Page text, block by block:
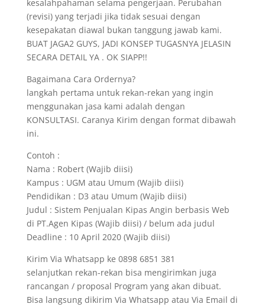
kesalahpahaman selama pengerjaan. Perubahan
(revisi) yang terjadi jika tidak sesuai dengan
kesepakatan diawal bukan tanggung jawab kami.
BUAT JAGA2 GUYS, JADI KONSEP TUGASNYA JELASIN
SECARA DETAIL YA . OK SIAPP!!
Bagaimana Cara Ordernya?
langkah pertama untuk rekan-rekan yang ingin
menggunakan jasa kami adalah dengan
KONSULTASI. Caranya Kirim dengan format dibawah
ini.
Contoh :
Nama : Robert (Wajib diisi)
Kampus : UGM atau Umum (Wajib diisi)
Pendidikan : D3 atau Umum (Wajib diisi)
Judul : Sistem Penjualan Kipas Angin berbasis Web
di PT.Agen Kipas (Wajib diisi) / belum ada judul
Deadline : 10 April 2020 (Wajib diisi)
Kirim Via Whatsapp ke 0898 6851 381
selanjutkan rekan-rekan bisa mengirimkan juga
rancangan / proposal Program yang akan dibuat.
Bisa langsung dikirim Via Whatsapp atau Via Email di